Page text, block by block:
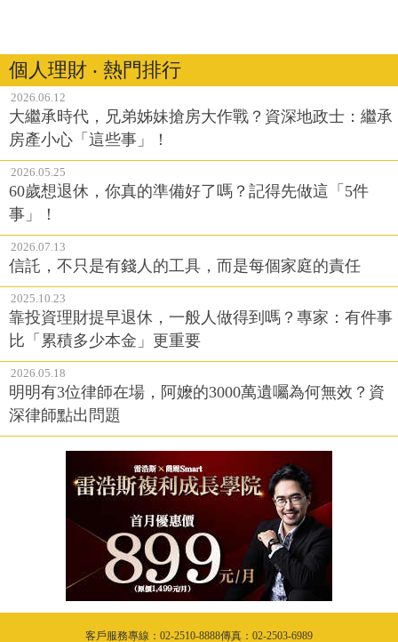
個人理財 ‧ 熱門排行
2026.06.12
大繼承時代，兄弟姊妹搶房大作戰？資深地政士：繼承
房產小心「這些事」！
2026.05.25
60歲想退休，你真的準備好了嗎？記得先做這「5件
事」！
2026.07.13
信託，不只是有錢人的工具，而是每個家庭的責任
2025.10.23
靠投資理財提早退休，一般人做得到嗎？專家：有件事
比「累積多少本金」更重要
2026.05.18
明明有3位律師在場，阿嬤的3000萬遺囑為何無效？資
深律師點出問題
客戶服務專線：02-2510-8888傳真：02-2503-6989